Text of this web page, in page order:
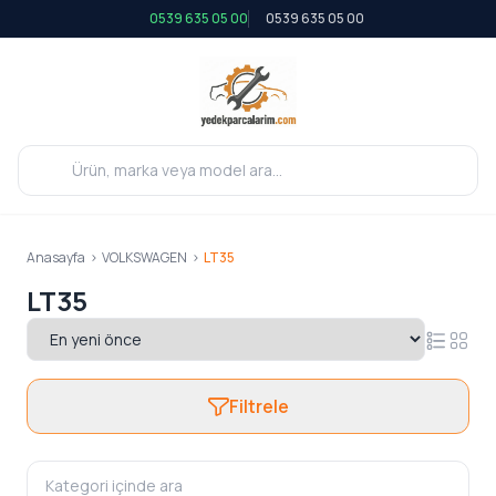
0539 635 05 00 0539 635 05 00
Anasayfa > VOLKSWAGEN > LT35
LT35
Filtrele